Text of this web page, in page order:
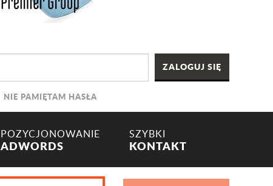
NIE PAMIĘTAM HASŁA
POZYCJONOWANIE
ADWORDS
SZYBKI
KONTAKT